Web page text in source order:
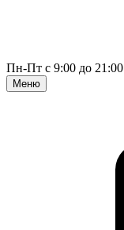
Пн-Пт с 9:00 до 21:00
Меню